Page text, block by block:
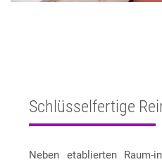
Schlüsselfertige
Neben etablierten Raum-